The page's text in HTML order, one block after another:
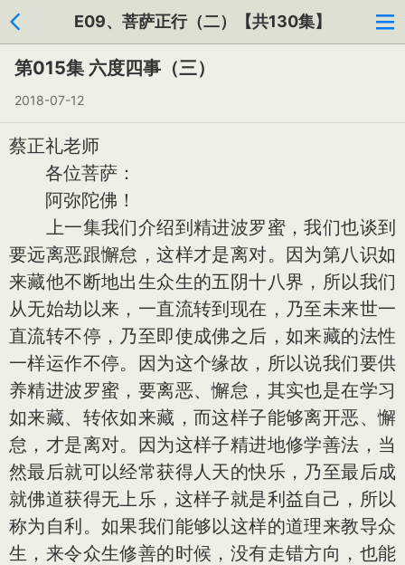
E09、菩萨正行（二）【共130集】
第015集 六度四事（三）
2018-07-12
蔡正礼老师
各位菩萨：
阿弥陀佛！
上一集我们介绍到精进波罗蜜，我们也谈到
要远离恶跟懈怠，这样才是离对。因为第八识如
来藏他不断地出生众生的五阴十八界，所以我们
从无始劫以来，一直流转到现在，乃至未来世一
直流转不停，乃至即使成佛之后，如来藏的法性
一样运作不停。因为这个缘故，所以说我们要供
养精进波罗蜜，要离恶、懈怠，其实也是在学习
如来藏、转依如来藏，而这样子能够离开恶、懈
怠，才是离对。因为这样子精进地修学善法，当
然最后就可以经常获得人天的快乐，乃至最后成
就佛道获得无上乐，这样子就是利益自己，所以
称为自利。如果我们能够以这样的道理来教导众
生，来令众生修善的时候，没有走错方向，也能